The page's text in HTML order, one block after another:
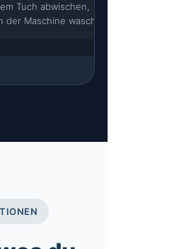
Tuch abwischen,
der Maschine waschen.